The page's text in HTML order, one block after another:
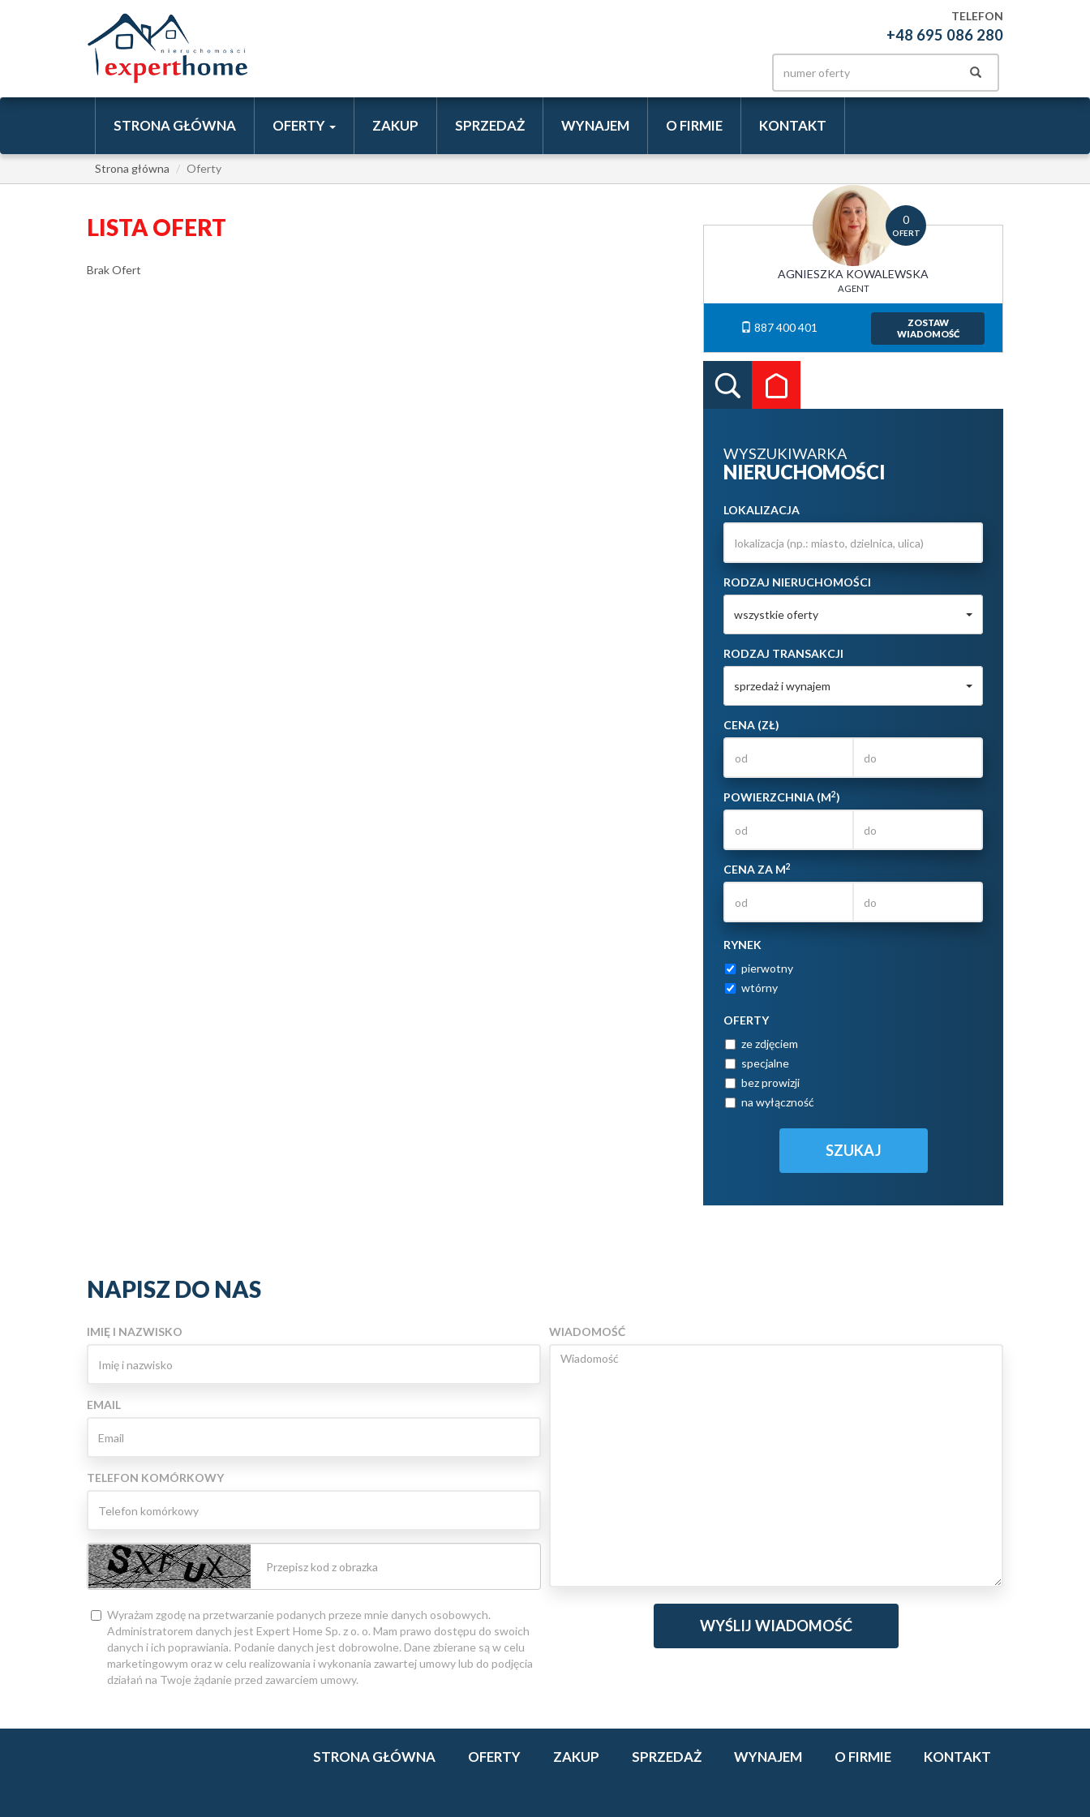
TELEFON
+48 695 086 280
STRONA GŁÓWNA OFERTY ZAKUP SPRZEDAŻ WYNAJEM O FIRMIE KONTAKT
Strona główna Oferty
0
OFERT
AGNIESZKA KOWALEWSKA
AGENT
887 400 401
ZOSTAW
WIADOMOŚĆ
WYSZUKIWARKA
NIERUCHOMOŚCI
LOKALIZACJA
RODZAJ NIERUCHOMOŚCI
wszystkie oferty
RODZAJ TRANSAKCJI
sprzedaż i wynajem
CENA (ZŁ)
POWIERZCHNIA (M2)
CENA ZA M2
RYNEK
pierwotny
wtórny
OFERTY
ze zdjęciem
specjalne
bez prowizji
na wyłączność
LISTA OFERT
Brak Ofert
NAPISZ DO NAS
IMIĘ I NAZWISKO
EMAIL
TELEFON KOMÓRKOWY
Wyrażam zgodę na przetwarzanie podanych przeze mnie danych osobowych.
Administratorem danych jest Expert Home Sp. z o. o. Mam prawo dostępu do swoich
danych i ich poprawiania. Podanie danych jest dobrowolne. Dane zbierane są w celu
marketingowym oraz w celu realizowania i wykonania zawartej umowy lub do podjęcia
działań na Twoje żądanie przed zawarciem umowy.
WIADOMOŚĆ
STRONA GŁÓWNA OFERTY ZAKUP SPRZEDAŻ WYNAJEM O FIRMIE KONTAKT